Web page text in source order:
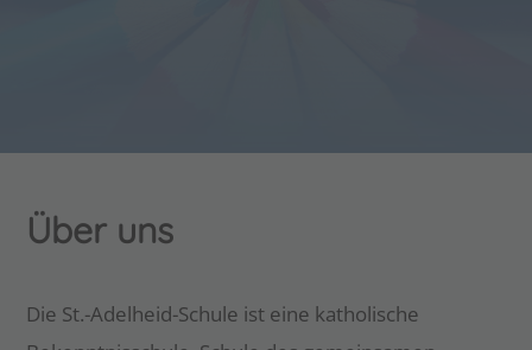
Über uns
Die St.-Adelheid-Schule ist eine katholische